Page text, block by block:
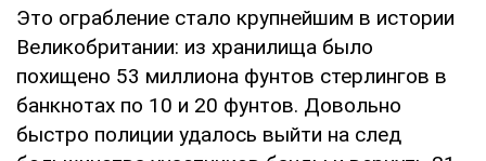
Это ограбление стало крупнейшим в истории
Великобритании: из хранилища было
похищено 53 миллиона фунтов стерлингов в
банкнотах по 10 и 20 фунтов. Довольно
быстро полиции удалось выйти на след